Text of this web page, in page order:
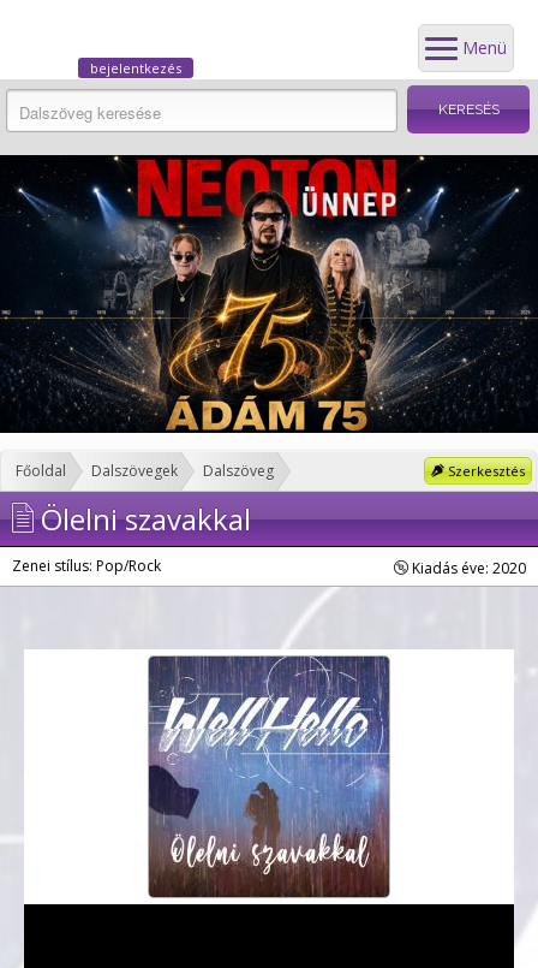
Menü
bejelentkezés
Szerkesztés
Főoldal Dalszövegek Dalszöveg
Ölelni szavakkal
Zenei stílus: Pop/Rock Kiadás éve: 2020